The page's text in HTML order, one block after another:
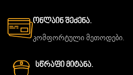
Ონლაინ Შეძენა.
კომფორტული მეთოდები.
Სწრაფი Მიტანა.